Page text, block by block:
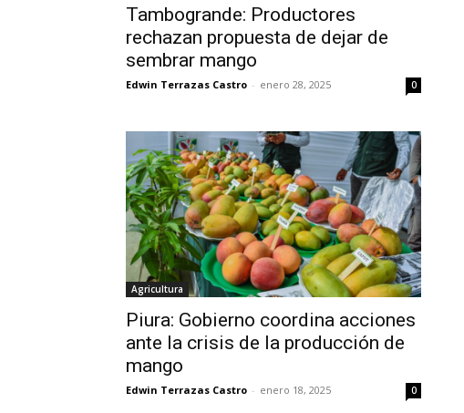
Tambogrande: Productores
rechazan propuesta de dejar de
sembrar mango
Edwin Terrazas Castro - enero 28, 2025 0
Agricultura
Piura: Gobierno coordina acciones
ante la crisis de la producción de
mango
Edwin Terrazas Castro - enero 18, 2025 0